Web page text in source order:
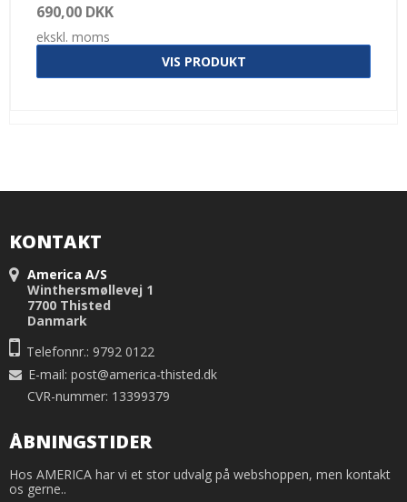
690,00 DKK
ekskl. moms
VIS PRODUKT
KONTAKT
America A/S
Winthersmøllevej 1
7700 Thisted
Danmark
Telefonnr.: 9792 0122
E-mail: post@america-thisted.dk
CVR-nummer: 13399379
ÅBNINGSTIDER
Hos AMERICA har vi et stor udvalg på webshoppen, men kontakt
os gerne..